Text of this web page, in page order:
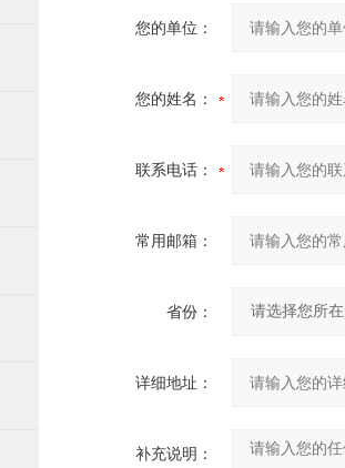
您的单位：
您的姓名：
联系电话：
常用邮箱：
省份：
详细地址：
补充说明：